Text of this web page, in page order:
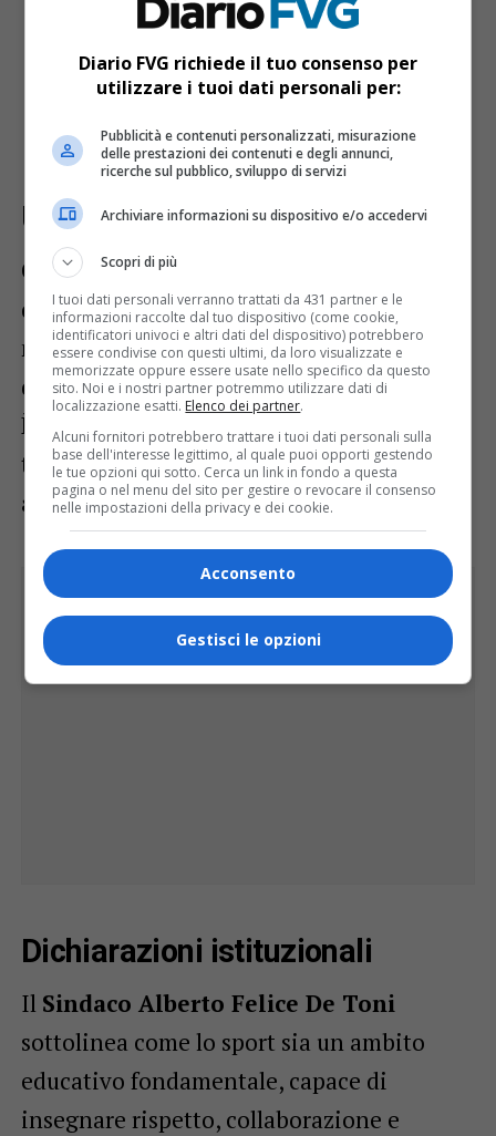
rispettosa e inclusiva;
l’accesso equo agli impianti sportivi;
il monitoraggio dei divari di genere;
campagne di sensibilizzazione,
formazione e prevenzione.
Udine come modello regionale
Con questa firma, Udine diventa un punto
di riferimento in Friuli-Venezia Giulia
nella promozione dello sport come spazio
di
equità, rispetto e crescita collettiva
È un forte segnale simbolico in risposta ai
tentativi di divisione ed esclusione in
ambito sportivo.
Dichiarazioni istituzionali
Il Sindaco Alberto Felice De Toni
sottolinea come lo sport sia un ambito
educativo fondamentale, capace di
insegnare rispetto, collaborazione e
Diario FVG richiede il tuo consenso per
utilizzare i tuoi dati personali per:
Pubblicità e contenuti personalizzati, misurazione
delle prestazioni dei contenuti e degli annunci,
ricerche sul pubblico, sviluppo di servizi
Archiviare informazioni su dispositivo e/o accedervi
Scopri di più
I tuoi dati personali verranno trattati da 431 partner e le
informazioni raccolte dal tuo dispositivo (come cookie,
identificatori univoci e altri dati del dispositivo) potrebbero
essere condivise con questi ultimi, da loro visualizzate e
memorizzate oppure essere usate nello specifico da questo
sito. Noi e i nostri partner potremmo utilizzare dati di
localizzazione esatti. Elenco dei partner.
Alcuni fornitori potrebbero trattare i tuoi dati personali sulla
base dell'interesse legittimo, al quale puoi opporti gestendo
le tue opzioni qui sotto. Cerca un link in fondo a questa
pagina o nel menu del sito per gestire o revocare il consenso
nelle impostazioni della privacy e dei cookie.
Acconsento
Gestisci le opzioni